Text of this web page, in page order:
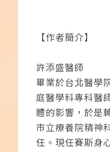
【作者簡介】
許添盛醫師
畢業於台北醫學
庭醫學科專科醫
體的影響，於是
市立療養院精神
任。現任賽斯身